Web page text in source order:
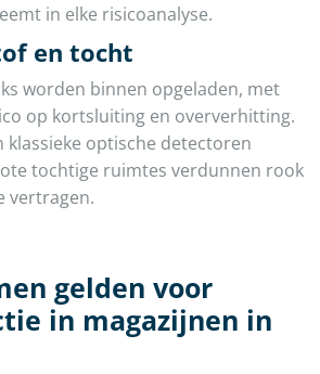
in elke risicoanalyse.
en tocht
worden binnen opgeladen, met
op kortsluiting en oververhitting.
klassieke optische detectoren
tochtige ruimtes verdunnen rook
vertragen.
gelden voor
in magazijnen in